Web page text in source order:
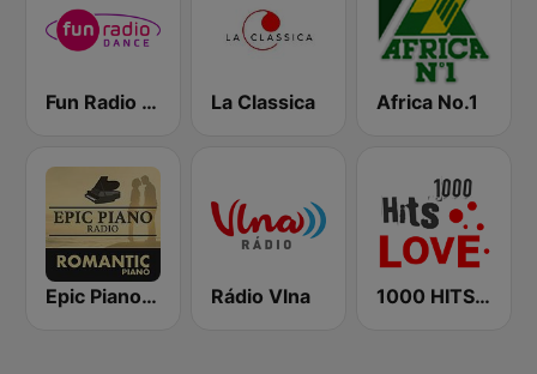
Fun Radio Dance La Classica Africa No.1
Epic Piano - ROMANTIC PIANO Rádio Vlna 1000 HITS Love